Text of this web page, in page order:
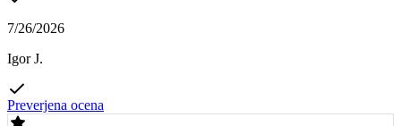
7/26/2026
Igor J.
Preverjena ocena